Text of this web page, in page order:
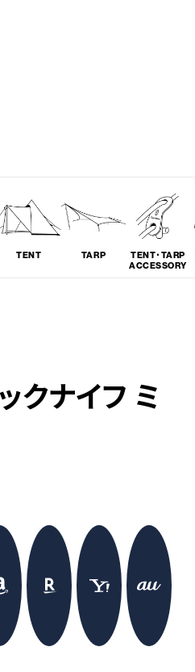
TENT TARP
TENT･TARP
ACCESSORY
クナイフ ミ